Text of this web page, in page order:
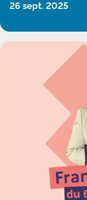
26 sept. 2025